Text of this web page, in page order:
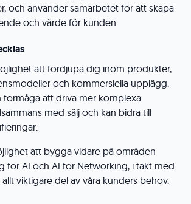
och använder samarbetet för att skapa
och värde för kunden.
att fördjupa dig inom produkter,
och kommersiella upplägg.
förmåga att driva mer komplexa
med sälj och kan bidra till
att bygga vidare på områden
for AI och AI for Networking, i takt med
viktigare del av våra kunders behov.